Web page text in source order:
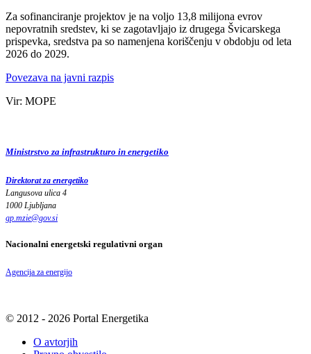
Za sofinanciranje projektov je na voljo 13,8 milijona evrov
nepovratnih sredstev, ki se zagotavljajo iz drugega Švicarskega
prispevka, sredstva pa so namenjena koriščenju v obdobju od leta
2026 do 2029.
Povezava na javni razpis
Vir: MOPE
Ministrstvo za infrastrukturo in energetiko
Direktorat za energetiko
Langusova ulica 4
1000 Ljubljana
gp.mzie@gov.si
Nacionalni energetski regulativni organ
Agencija za energijo
© 2012 - 2026 Portal Energetika
O avtorjih